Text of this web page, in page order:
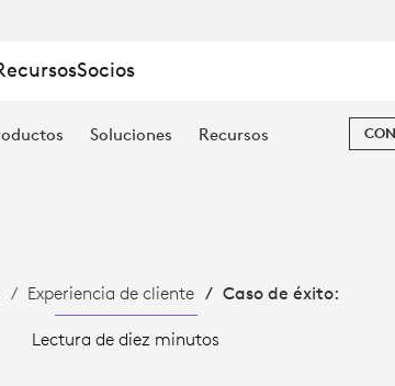
Socios
Soluciones Recursos
Experiencia de cliente Caso de éxito:
Lectura de diez minutos